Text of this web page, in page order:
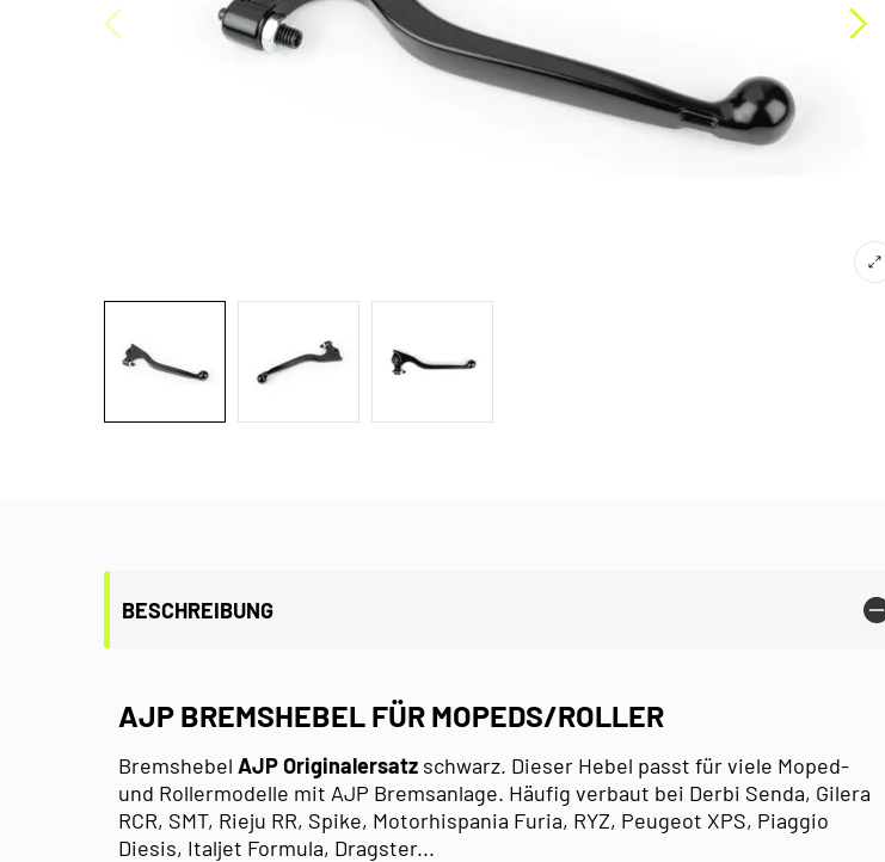
BESCHREIBUNG
AJP BREMSHEBEL FÜR MOPEDS/ROLLER
Bremshebel AJP Originalersatz schwarz. Dieser Hebel passt für viele Moped-
und Rollermodelle mit AJP Bremsanlage. Häufig verbaut bei Derbi Senda, Gilera
RCR, SMT, Rieju RR, Spike, Motorhispania Furia, RYZ, Peugeot XPS, Piaggio
Diesis, Italjet Formula, Dragster...